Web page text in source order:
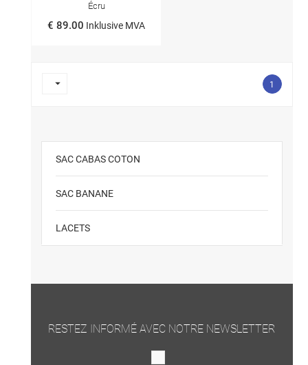
SAC CABAS COTON
SAC BANANE
LACETS
Écru
€ 89.00 Inklusive MVA
 1
RESTEZ INFORMÉ AVEC NOTRE NEWSLETTER